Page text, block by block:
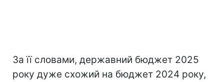
За її словами, державний бюджет 2025
року дуже схожий на бюджет 2024 року,